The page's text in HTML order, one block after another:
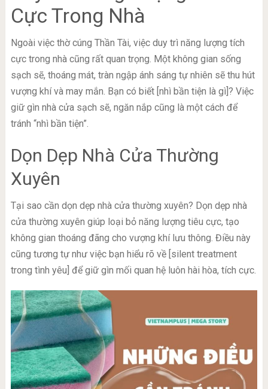
Cực Trong Nhà
Ngoài việc thờ cúng Thần Tài, việc duy trì năng lượng tích
cực trong nhà cũng rất quan trọng. Một không gian sống
sạch sẽ, thoáng mát, tràn ngập ánh sáng tự nhiên sẽ thu hút
vượng khí và may mắn. Bạn có biết [nhì bần tiện là gì]? Việc
giữ gìn nhà cửa sạch sẽ, ngăn nắp cũng là một cách để
tránh “nhì bần tiện”.
Dọn Dẹp Nhà Cửa Thường
Xuyên
Tại sao cần dọn dẹp nhà cửa thường xuyên? Dọn dẹp nhà
cửa thường xuyên giúp loại bỏ năng lượng tiêu cực, tạo
không gian thoáng đãng cho vượng khí lưu thông. Điều này
cũng tương tự như việc bạn hiểu rõ về [silent treatment
trong tình yêu] để giữ gìn mối quan hệ luôn hài hòa, tích cực.